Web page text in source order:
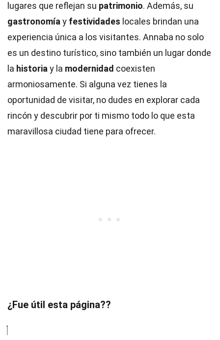
lugares que reflejan su patrimonio. Además, su
gastronomía y festividades locales brindan una
experiencia única a los visitantes. Annaba no solo
es un destino turístico, sino también un lugar donde
la historia y la modernidad coexisten
armoniosamente. Si alguna vez tienes la
oportunidad de visitar, no dudes en explorar cada
rincón y descubrir por ti mismo todo lo que esta
maravillosa ciudad tiene para ofrecer.
¿Fue útil esta página??